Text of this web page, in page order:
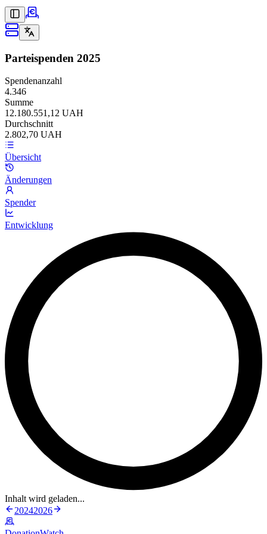
Parteispenden 2025
Spendenanzahl
4.346
Summe
12.180.551,12 UAH
Durchschnitt
2.802,70 UAH
Übersicht
Änderungen
Spender
Entwicklung
Inhalt wird geladen...
20242026